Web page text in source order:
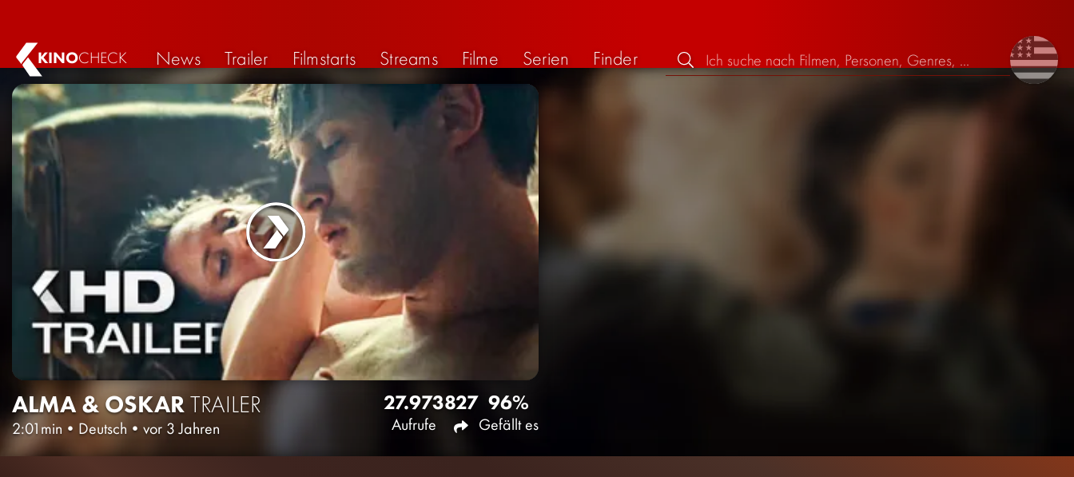
KINOCHECK News Trailer Filmstarts Streams Filme Serien Finder
ALMA & OSKARTRAILER
2:01min • Deutsch • vor 3 Jahren
27.973
Aufrufe
827 96%
Gefällt es